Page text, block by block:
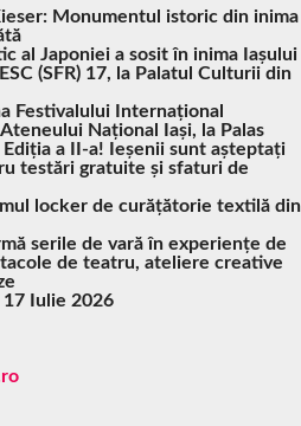
Monumentul istoric din inima
al Japoniei a sosit în inima Iașului
(SFR) 17, la Palatul Culturii din
Festivalului Internațional
Național Iași, la Palas
a II-a! Ieșenii sunt așteptați
testări gratuite și sfaturi de
locker de curățătorie textilă din
serile de vară în experiențe de
de teatru, ateliere creative
Iulie 2026